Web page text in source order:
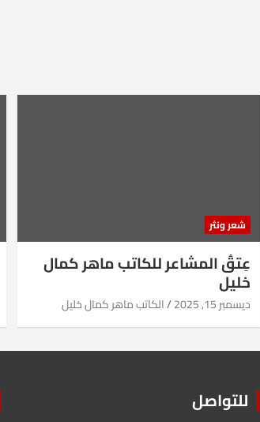
شعر ونثر
عِتقُ المشاعر للكاتب ماهر كمال
خليل
ديسمبر 15, 2025 الكاتب ماهر كمال خليل
للتواصل